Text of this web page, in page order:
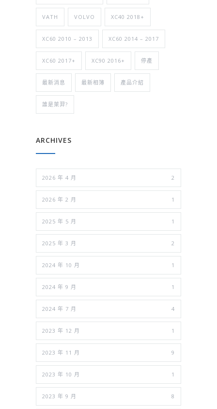
VATH VOLVO XC40 2018+
XC60 2010 – 2013 XC60 2014 – 2017
XC60 2017+ XC90 2016+ 停產
最新消息 最新相簿 產品介紹
誰是萊羿?
ARCHIVES
2026 年 4 月 2
2026 年 2 月 1
2025 年 5 月 1
2025 年 3 月 2
2024 年 10 月 1
2024 年 9 月 1
2024 年 7 月 4
2023 年 12 月 1
2023 年 11 月 9
2023 年 10 月 1
2023 年 9 月 8